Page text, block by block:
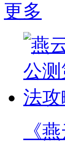
更多
《